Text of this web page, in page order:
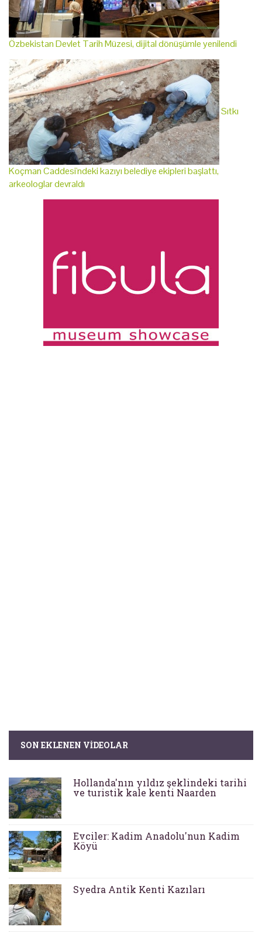
Özbekistan Devlet Tarih Müzesi, dijital dönüşümle yenilendi
Sıtkı
Koçman Caddesi'ndeki kazıyı belediye ekipleri başlattı,
arkeologlar devraldı
SON EKLENEN VIDEOLAR
Hollanda'nın yıldız şeklindeki tarihi
ve turistik kale kenti Naarden
Evciler: Kadim Anadolu'nun Kadim
Köyü
Syedra Antik Kenti Kazıları